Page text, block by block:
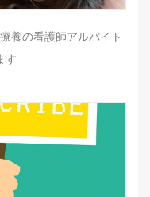
養の看護師アルバイト
す